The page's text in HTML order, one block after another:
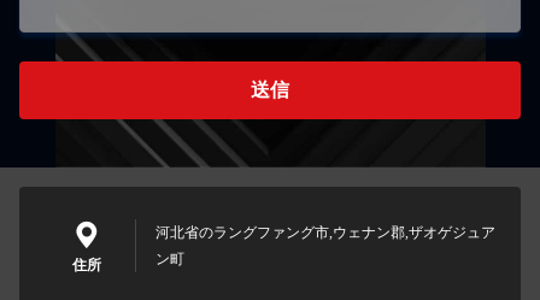
送信
住所
河北省のラングファング市,ウェナン郡,ザオゲジュア
ン町